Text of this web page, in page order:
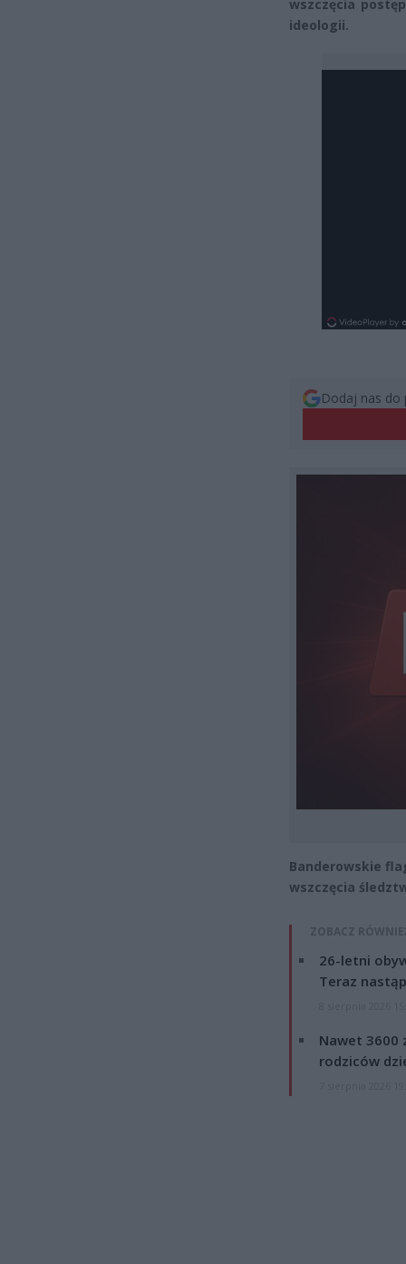
wszczęcia
ideologii.
Dodaj nas do
Banderowskie
wszczęcia
ZOBACZ
26-letni
Teraz
Nawet 3600
rodziców